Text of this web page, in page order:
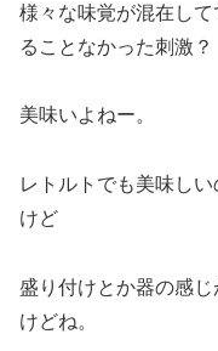
様々な味覚が混在し
ることなかった刺激？
美味いよねー。
レトルトでも美味し
けど
盛り付けとか器の感
けどね。